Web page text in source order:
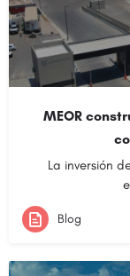
MEOR
La inversión
Blog